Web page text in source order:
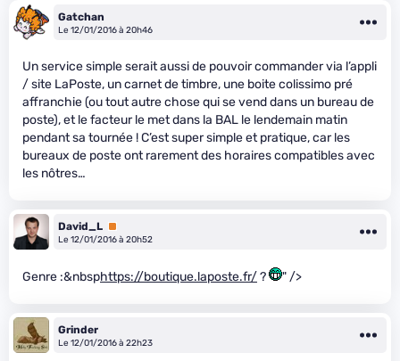
Gatchan
Le 12/01/2016 à 20h46
Un service simple serait aussi de pouvoir commander via l’appli
/ site LaPoste, un carnet de timbre, une boite colissimo pré
affranchie (ou tout autre chose qui se vend dans un bureau de
poste), et le facteur le met dans la BAL le lendemain matin
pendant sa tournée ! C’est super simple et pratique, car les
bureaux de poste ont rarement des horaires compatibles avec
les nôtres…
David_L Premium
Le 12/01/2016 à 20h52
Genre :&nbsphttps://boutique.laposte.fr/? " />
Grinder
Le 12/01/2016 à 22h23